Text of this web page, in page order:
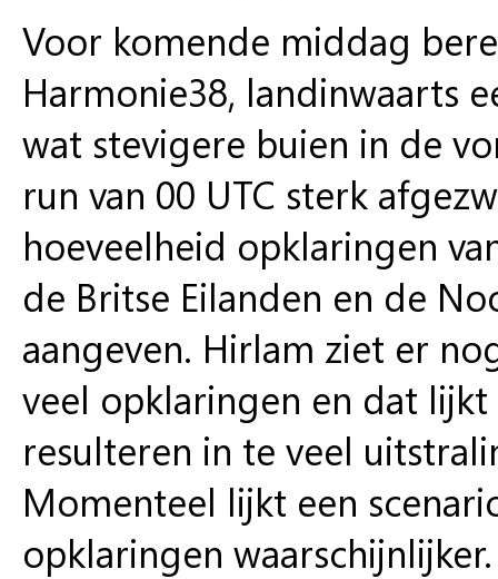
Voor komende middag
Harmonie38, landinwaarts
wat stevigere buien in de
run van 00 UTC sterk
hoeveelheid opklaringen
de Britse Eilanden en de
aangeven. Hirlam ziet er
veel opklaringen en dat
resulteren in te veel
Momenteel lijkt een
opklaringen waarschijnlijker.